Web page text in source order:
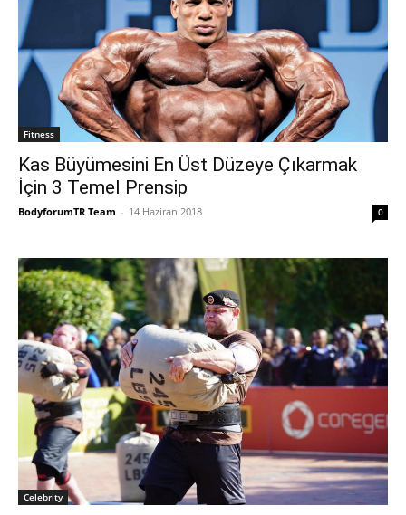
Fitness
Kas Büyümesini En Üst Düzeye Çıkarmak
İçin 3 Temel Prensip
BodyforumTR Team - 14 Haziran 2018 0
Celebrity